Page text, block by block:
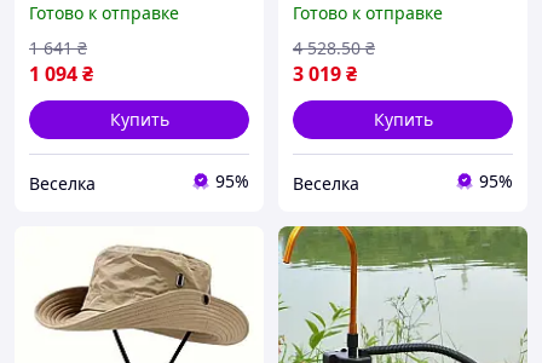
и рыбалки с чехлом
длина 96 см легкая и
компактная FLAME
Готово к отправке
1 094₴
1 641 ₴
Купить
Веселка 95%
зимних видов спорта
FLAME
Готово к отправке
3 019₴
4 528.50 ₴
Купить
Веселка 95%